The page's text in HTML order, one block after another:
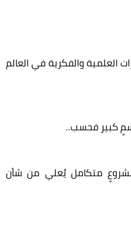
العلمية والفكرية في العالم
كبير فحسب..
متكامل يُعلي من شأن